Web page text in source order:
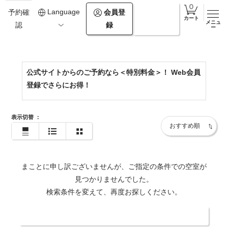
予約確
認
Language
会員登
録
カート
メニュ
ー
0154-67-2500
https://www.theforestakan.com/
公式サイトからのご予約なら＜特別料金＞！ Web会員
登録でさらにお得！
表示切替 ：
まことに申し訳ございませんが、ご指定の条件での空室が
見つかりませんでした。
検索条件を変えて、再度お探しください。